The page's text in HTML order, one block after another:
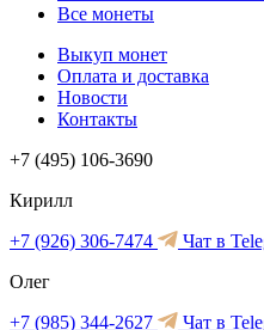
Все монеты
Выкуп монет
Оплата и доставка
Новости
Контакты
+7 (495) 106-3690
Кирилл
+7 (926) 306-7474
Чат в
Олег
+7 (985) 344-2627
Чат в